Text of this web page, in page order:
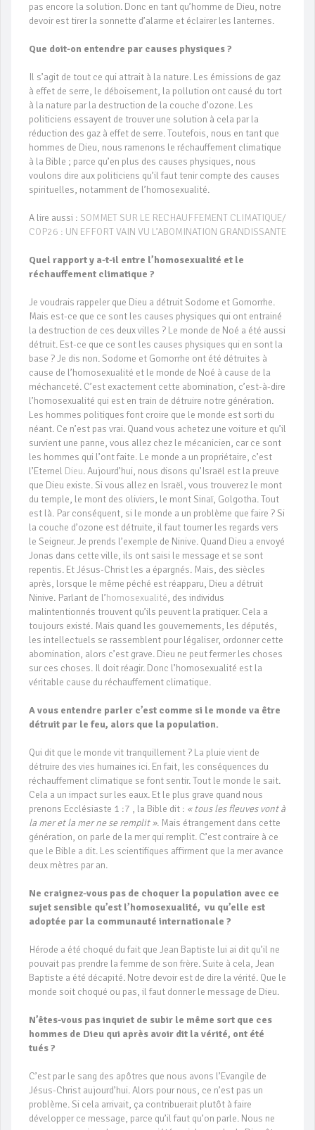
pas encore la solution. Donc en tant qu’homme de Dieu, notre
devoir est tirer la sonnette d’alarme et éclairer les lanternes.
Que doit-on entendre par causes physiques ?
Il s’agit de tout ce qui attrait à la nature. Les émissions de gaz
à effet de serre, le déboisement, la pollution ont causé du tort
à la nature par la destruction de la couche d’ozone. Les
politiciens essayent de trouver une solution à cela par la
réduction des gaz à effet de serre. Toutefois, nous en tant que
hommes de Dieu, nous ramenons le réchauffement climatique
à la Bible ; parce qu’en plus des causes physiques, nous
voulons dire aux politiciens qu’il faut tenir compte des causes
spirituelles, notamment de l’homosexualité.
A lire aussi : SOMMET SUR LE RECHAUFFEMENT CLIMATIQUE/
COP26 : UN EFFORT VAIN VU L’ABOMINATION GRANDISSANTE
Quel rapport y a-t-il entre l’homosexualité et le
réchauffement climatique ?
Je voudrais rappeler que Dieu a détruit Sodome et Gomorrhe.
Mais est-ce que ce sont les causes physiques qui ont entrainé
la destruction de ces deux villes ? Le monde de Noé a été aussi
détruit. Est-ce que ce sont les causes physiques qui en sont la
base ? Je dis non. Sodome et Gomorrhe ont été détruites à
cause de l’homosexualité et le monde de Noé à cause de la
méchanceté. C’est exactement cette abomination, c’est-à-dire
l’homosexualité qui est en train de détruire notre génération.
Les hommes politiques font croire que le monde est sorti du
néant. Ce n’est pas vrai. Quand vous achetez une voiture et qu’il
survient une panne, vous allez chez le mécanicien, car ce sont
les hommes qui l’ont faite. Le monde a un propriétaire, c’est
l’Eternel Dieu. Aujourd’hui, nous disons qu’Israël est la preuve
que Dieu existe. Si vous allez en Israël, vous trouverez le mont
du temple, le mont des oliviers, le mont Sinaï, Golgotha. Tout
est là. Par conséquent, si le monde a un problème que faire ? Si
la couche d’ozone est détruite, il faut tourner les regards vers
le Seigneur. Je prends l’exemple de Ninive. Quand Dieu a envoyé
Jonas dans cette ville, ils ont saisi le message et se sont
repentis. Et Jésus-Christ les a épargnés. Mais, des siècles
après, lorsque le même péché est réapparu, Dieu a détruit
Ninive. Parlant de l’homosexualité, des individus
malintentionnés trouvent qu’ils peuvent la pratiquer. Cela a
toujours existé. Mais quand les gouvernements, les députés,
les intellectuels se rassemblent pour légaliser, ordonner cette
abomination, alors c’est grave. Dieu ne peut fermer les choses
sur ces choses. Il doit réagir. Donc l’homosexualité est la
véritable cause du réchauffement climatique.
A vous entendre parler c’est comme si le monde va être
détruit par le feu, alors que la population.
Qui dit que le monde vit tranquillement ? La pluie vient de
détruire des vies humaines ici. En fait, les conséquences du
réchauffement climatique se font sentir. Tout le monde le sait.
Cela a un impact sur les eaux. Et le plus grave quand nous
prenons Ecclésiaste 1 :7 , la Bible dit : « tous les fleuves vont à
la mer et la mer ne se remplit ». Mais étrangement dans cette
génération, on parle de la mer qui remplit. C’est contraire à ce
que le Bible a dit. Les scientifiques affirment que la mer avance
deux mètres par an.
Ne craignez-vous pas de choquer la population avec ce
sujet sensible qu’est l’homosexualité, vu qu’elle est
adoptée par la communauté internationale ?
Hérode a été choqué du fait que Jean Baptiste lui ai dit qu’il ne
pouvait pas prendre la femme de son frère. Suite à cela, Jean
Baptiste a été décapité. Notre devoir est de dire la vérité. Que le
monde soit choqué ou pas, il faut donner le message de Dieu.
N’êtes-vous pas inquiet de subir le même sort que ces
hommes de Dieu qui après avoir dit la vérité, ont été
tués ?
C’est par le sang des apôtres que nous avons l’Evangile de
Jésus-Christ aujourd’hui. Alors pour nous, ce n’est pas un
problème. Si cela arrivait, ça contribuerait plutôt à faire
développer ce message, parce qu’il faut qu’on parle. Nous ne